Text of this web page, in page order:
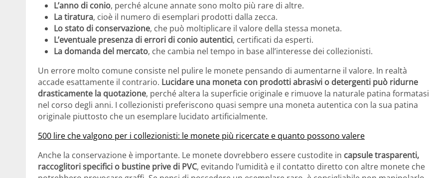
L’anno di conio, perché alcune annate sono molto più rare di altre.
La tiratura, cioè il numero di esemplari prodotti dalla zecca.
Lo stato di conservazione, che può moltiplicare il valore della stessa moneta.
L’eventuale presenza di errori di conio autentici, certificati da esperti.
La domanda del mercato, che cambia nel tempo in base all’interesse dei collezionisti.
Un errore molto comune consiste nel pulire le monete pensando di aumentarne il valore. In realtà
accade esattamente il contrario. Lucidare una moneta con prodotti abrasivi o detergenti può ridurne
drasticamente la quotazione, perché altera la superficie originale e rimuove la naturale patina formatasi
nel corso degli anni. I collezionisti preferiscono quasi sempre una moneta autentica con la sua patina
originale piuttosto che un esemplare lucidato artificialmente.
500 lire che valgono per i collezionisti: le monete più ricercate e quanto possono valere
Anche la conservazione è importante. Le monete dovrebbero essere custodite in capsule trasparenti,
raccoglitori specifici o bustine prive di PVC, evitando l’umidità e il contatto diretto con altre monete che